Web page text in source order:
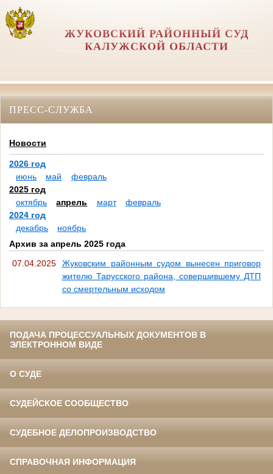
ЖУКОВСКИЙ РАЙОННЫЙ СУД
КАЛУЖСКОЙ ОБЛАСТИ
ПРЕСС-СЛУЖБА
Новости
2026 год
июнь
май
февраль
2025 год
октябрь
апрель март
февраль
2024 год
декабрь
ноябрь
Архив за апрель 2025 года
07.04.2025
Жуковским районным судом вынесен приговор
жителю Тарусского района, совершившему ДТП
со смертельным исходом
ПОДАЧА ПРОЦЕССУАЛЬНЫХ ДОКУМЕНТОВ В
ЭЛЕКТРОННОМ ВИДЕ
О СУДЕ
СУДЕЙСКОЕ СООБЩЕСТВО
СУДЕБНОЕ ДЕЛОПРОИЗВОДСТВО
СПРАВОЧНАЯ ИНФОРМАЦИЯ